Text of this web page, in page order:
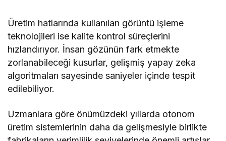
Üretim hatlarında kullanılan görüntü işleme
teknolojileri ise kalite kontrol süreçlerini
hızlandırıyor. İnsan gözünün fark etmekte
zorlanabileceği kusurlar, gelişmiş yapay zeka
algoritmaları sayesinde saniyeler içinde tespit
edilebiliyor.
Uzmanlara göre önümüzdeki yıllarda otonom
üretim sistemlerinin daha da gelişmesiyle birlikte